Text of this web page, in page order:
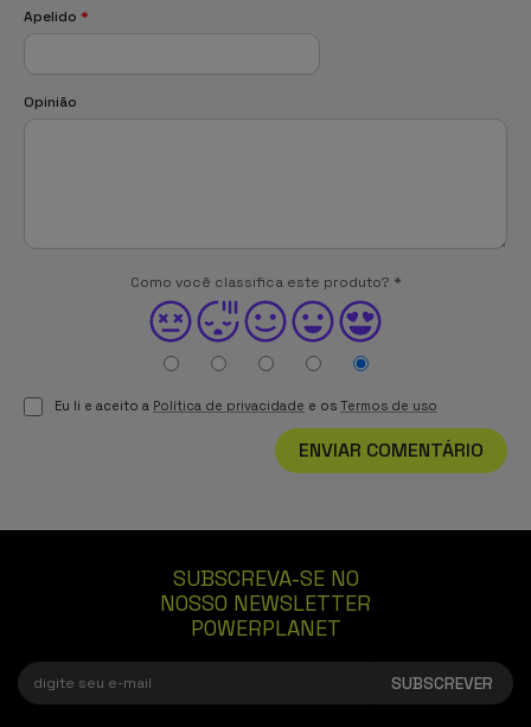
Apelido *
Opinião
Como você classifica este produto? *
Eu li e aceito a Política de privacidade e os Termos de uso
ENVIAR COMENTÁRIO
SUBSCREVA-SE NO
NOSSO NEWSLETTER
POWERPLANET